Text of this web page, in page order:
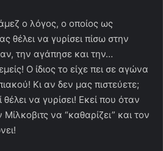
ο λόγος, ο οποίος ως
θέλει να γυρίσει πίσω στην
την αγάπησε και την…
Ο ίδιος το είχε πει σε αγώνα
Κι αν δεν μας πιστεύετε;
να γυρίσει! Εκεί που όταν
να “καθαρίζει” και τον